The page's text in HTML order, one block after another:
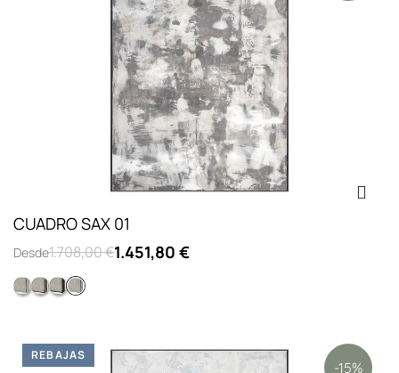
CUADRO SAX 01
Desde1.708,00 €1.451,80 €
Opc.2: marco L lacado blanco
Colección l concrete
Opc.3: marco L lacado negro
Opc.1: sin marco
-15%
REBAJAS